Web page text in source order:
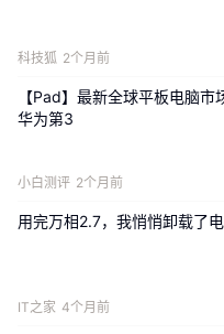
200%，目前所有生
划全部排至年底。
面对订单爆发式增
化生产排布，扩充
艺与智能设备，全
把控产品品质的基
硬核产能的背
实力。依托母公司
衡耀科技深耕玄武
科技狐 2个月前
【Pad】最新全球平板电脑市
华为第3
小白测评 2个月前
用完万相2.7，我悄悄卸载了
IT之家 4个月前